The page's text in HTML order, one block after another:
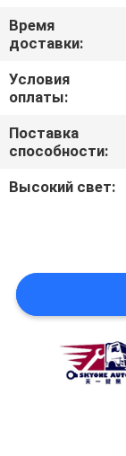
НОВОСТИ
СПРОСИТЕ
КАРТА
POLICY
Время
доставки:
Условия
оплаты:
Поставка
способности:
Высокий свет: